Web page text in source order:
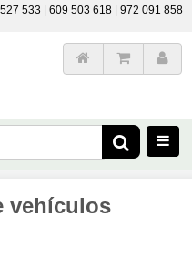
533 | 609 503 618 | 972 091 858
vehículos